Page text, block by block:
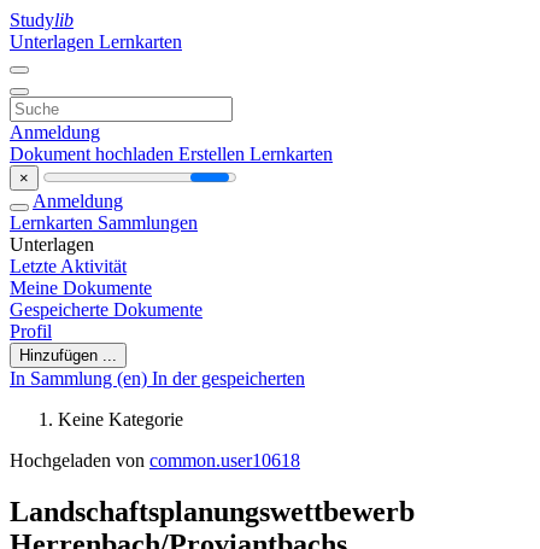
Studylib
Unterlagen Lernkarten
Anmeldung
Dokument hochladen Erstellen Lernkarten
×
Anmeldung
Lernkarten Sammlungen
Unterlagen
Letzte Aktivität
Meine Dokumente
Gespeicherte Dokumente
Profil
Hinzufügen ...
In Sammlung (en) In der gespeicherten
Keine Kategorie
Hochgeladen von common.user10618
Landschaftsplanungswettbewerb